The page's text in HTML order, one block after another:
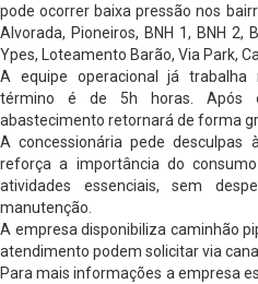
pode ocorrer baixa pressão nos
Alvorada, Pioneiros, BNH 1, BNH 2,
Ypes, Loteamento Barão, Via Park,
A equipe operacional já
término é de 5h horas. Após
abastecimento retornará de forma
A concessionária pede desculpas
reforça a importância do
atividades essenciais, sem
manutenção.
A empresa disponibiliza caminhão
atendimento podem solicitar via
Para mais informações a empresa